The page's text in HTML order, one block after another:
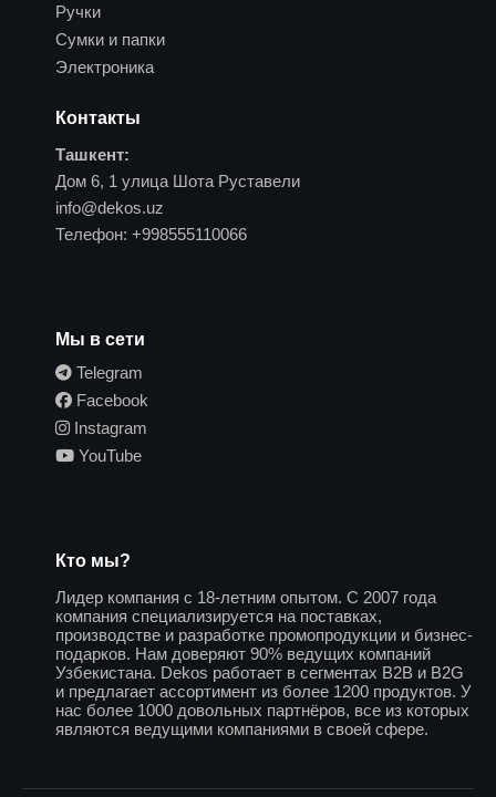
Ручки
Сумки и папки
Электроника
Контакты
Ташкент:
Дом 6, 1 улица Шота Руставели
info@dekos.uz
Телефон: +998555110066
Мы в сети
Telegram
Facebook
Instagram
YouTube
Кто мы?
Лидер компания с 18-летним опытом. С 2007 года
компания специализируется на поставках,
производстве и разработке промопродукции и бизнес-
подарков. Нам доверяют 90% ведущих компаний
Узбекистана. Dekos работает в сегментах B2B и B2G
и предлагает ассортимент из более 1200 продуктов. У
нас более 1000 довольных партнёров, все из которых
являются ведущими компаниями в своей сфере.